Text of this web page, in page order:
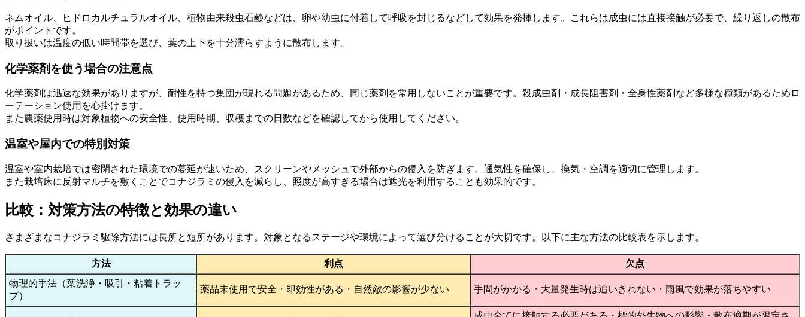
ネムオイル、ヒドロカルチュラルオイル、植物由来殺虫石鹸などは、卵や幼虫に付着して呼吸を封じるなどして効果を発揮します。これらは成虫には直接接触が必要で、繰り返しの散布
がポイントです。
取り扱いは温度の低い時間帯を選び、葉の上下を十分濡らすように散布します。
化学薬剤を使う場合の注意点
化学薬剤は迅速な効果がありますが、耐性を持つ集団が現れる問題があるため、同じ薬剤を常用しないことが重要です。殺成虫剤・成長阻害剤・全身性薬剤など多様な種類があるためロ
ーテーション使用を心掛けます。
また農薬使用時は対象植物への安全性、使用時期、収穫までの日数などを確認してから使用してください。
温室や屋内での特別対策
温室や室内栽培では密閉された環境での蔓延が速いため、スクリーンやメッシュで外部からの侵入を防ぎます。通気性を確保し、換気・空調を適切に管理します。
また栽培床に反射マルチを敷くことでコナジラミの侵入を減らし、照度が高すぎる場合は遮光を利用することも効果的です。
比較：対策方法の特徴と効果の違い
さまざまなコナジラミ駆除方法には長所と短所があります。対象となるステージや環境によって選び分けることが大切です。以下に主な方法の比較表を示します。
方法 利点
欠点
物理的手法（葉洗浄・吸引・粘着トラッ
プ）
薬品未使用で安全・即効性がある・自然敵の影響が少ない 手間がかかる・大量発生時は追いきれない・雨風で効果が落ちやすい